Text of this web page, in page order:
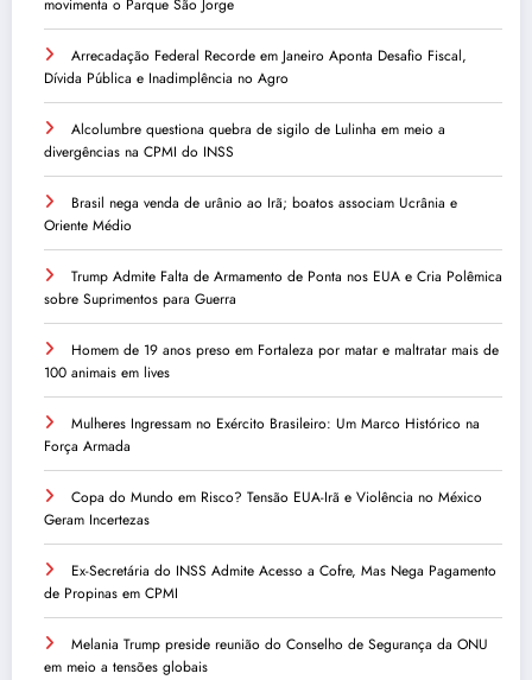
movimenta o Parque São Jorge
Arrecadação Federal Recorde em Janeiro Aponta Desafio Fiscal,
Dívida Pública e Inadimplência no Agro
Alcolumbre questiona quebra de sigilo de Lulinha em meio a
divergências na CPMI do INSS
Brasil nega venda de urânio ao Irã; boatos associam Ucrânia e
Oriente Médio
Trump Admite Falta de Armamento de Ponta nos EUA e Cria Polêmica
sobre Suprimentos para Guerra
Homem de 19 anos preso em Fortaleza por matar e maltratar mais de
100 animais em lives
Mulheres Ingressam no Exército Brasileiro: Um Marco Histórico na
Força Armada
Copa do Mundo em Risco? Tensão EUA-Irã e Violência no México
Geram Incertezas
Ex-Secretária do INSS Admite Acesso a Cofre, Mas Nega Pagamento
de Propinas em CPMI
Melania Trump preside reunião do Conselho de Segurança da ONU
em meio a tensões globais